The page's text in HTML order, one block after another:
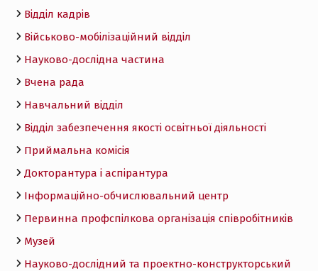
Відділ кадрів
Військово-мобілізаційний відділ
Науково-дослідна частина
Вчена рада
Навчальний відділ
Відділ забезпечення якості освітньої діяльності
Приймальна комісія
Докторантура і аспірантура
Інформаційно-обчислювальний центр
Первинна профспілкова організація співробітників
Музей
Науково-дослідний та проектно-конструкторський